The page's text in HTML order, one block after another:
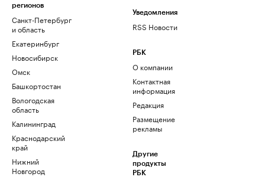
регионов
Санкт-Петербург
и область
Екатеринбург
Новосибирск
Омск
Башкортостан
Вологодская
область
Калининград
Краснодарский
край
Нижний
Новгород
Уведомления
RSS Новости
РБК
О компании
Контактная
информация
Редакция
Размещение
рекламы
Другие
продукты
РБК